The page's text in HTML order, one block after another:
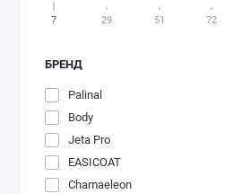
7 29 51 72
БРЕНД
Palinal
Body
Jeta Pro
EASICOAT
Chamaeleon